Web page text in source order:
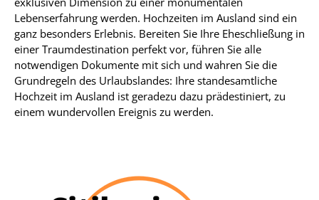
exklusiven Dimension zu einer monumentalen
Lebenserfahrung werden. Hochzeiten im Ausland sind ein
ganz besonders Erlebnis. Bereiten Sie Ihre Eheschließung in
einer Traumdestination perfekt vor, führen Sie alle
notwendigen Dokumente mit sich und wahren Sie die
Grundregeln des Urlaubslandes: Ihre standesamtliche
Hochzeit im Ausland ist geradezu dazu prädestiniert, zu
einem wundervollen Ereignis zu werden.